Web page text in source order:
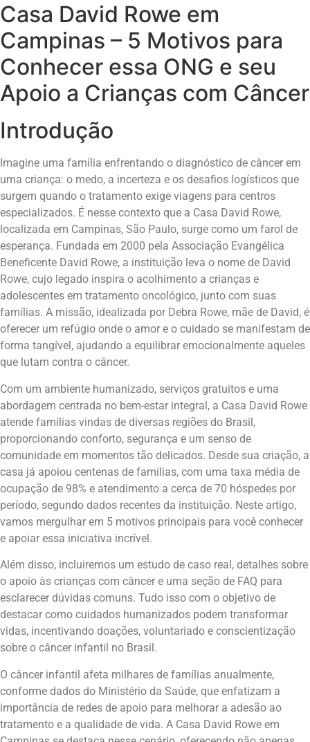
Casa David Rowe em
Campinas – 5 Motivos para
Conhecer essa ONG e seu
Apoio a Crianças com Câncer
Introdução
Imagine uma família enfrentando o diagnóstico de câncer em
uma criança: o medo, a incerteza e os desafios logísticos que
surgem quando o tratamento exige viagens para centros
especializados. É nesse contexto que a Casa David Rowe,
localizada em Campinas, São Paulo, surge como um farol de
esperança. Fundada em 2000 pela Associação Evangélica
Beneficente David Rowe, a instituição leva o nome de David
Rowe, cujo legado inspira o acolhimento a crianças e
adolescentes em tratamento oncológico, junto com suas
famílias. A missão, idealizada por Debra Rowe, mãe de David, é
oferecer um refúgio onde o amor e o cuidado se manifestam de
forma tangível, ajudando a equilibrar emocionalmente aqueles
que lutam contra o câncer.
Com um ambiente humanizado, serviços gratuitos e uma
abordagem centrada no bem-estar integral, a Casa David Rowe
atende famílias vindas de diversas regiões do Brasil,
proporcionando conforto, segurança e um senso de
comunidade em momentos tão delicados. Desde sua criação, a
casa já apoiou centenas de famílias, com uma taxa média de
ocupação de 98% e atendimento a cerca de 70 hóspedes por
período, segundo dados recentes da instituição. Neste artigo,
vamos mergulhar em 5 motivos principais para você conhecer
e apoiar essa iniciativa incrível.
Além disso, incluiremos um estudo de caso real, detalhes sobre
o apoio às crianças com câncer e uma seção de FAQ para
esclarecer dúvidas comuns. Tudo isso com o objetivo de
destacar como cuidados humanizados podem transformar
vidas, incentivando doações, voluntariado e conscientização
sobre o câncer infantil no Brasil.
O câncer infantil afeta milhares de famílias anualmente,
conforme dados do Ministério da Saúde, que enfatizam a
importância de redes de apoio para melhorar a adesão ao
tratamento e a qualidade de vida. A Casa David Rowe em